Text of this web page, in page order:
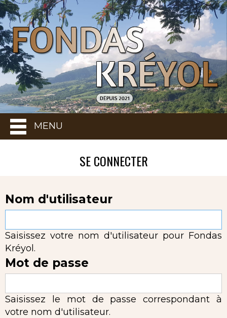
MENU
SE CONNECTER
Nom d'utilisateur
Saisissez votre nom d'utilisateur pour Fondas
Kréyol.
Mot de passe
Saisissez le mot de passe correspondant à
votre nom d'utilisateur.